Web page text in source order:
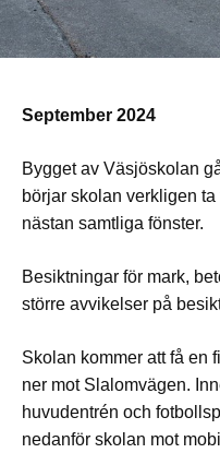
September 2024
Bygget av Väsjöskolan
börjar skolan verkligen
nästan samtliga fönster.
Besiktningar för mark,
större avvikelser på
Skolan kommer att få en
ner mot Slalomvägen.
huvudentrén och
nedanför skolan mot